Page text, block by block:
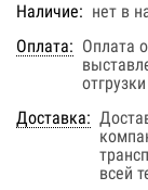
Наличие: нет в
Оплата: Оплата
Доставка:
всей